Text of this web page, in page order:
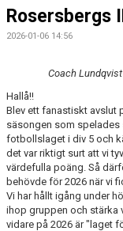
HEM
NYHETER
KALENDER
TRUPPEN
GÄSTBOK
BILDGALLERI
DOKUMENT
Rosersbergs
2026-01-06 14:56
Coach
Hallå!!
Blev ett fanastiskt avslut
säsongen som spelades
fotbollslaget i div 5 och
det var riktigt surt att vi
värdefulla poäng. Så
behövde för 2026 när vi
Vi har hållt igång under
ihop gruppen och stärka
vidare på 2026 är "laget